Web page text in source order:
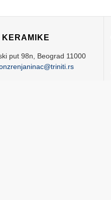
put 98n, Beograd 11000